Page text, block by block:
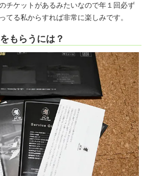
チケットがあるみたいなので年１回必ず
てる私からすれば非常に楽しみです。
もらうには？